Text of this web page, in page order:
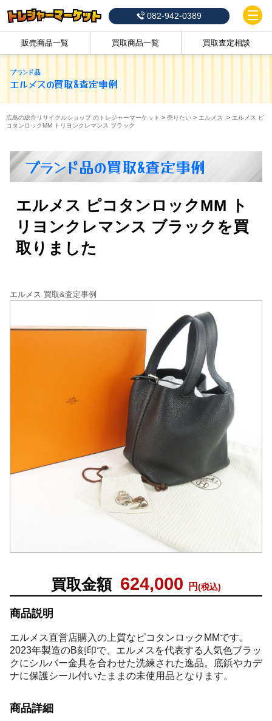
082-942-0389
販売商品一覧 買取商品一覧 買取査定相談
ブランド品
エルメスの買取&査定事例
広島の総合リサイクルショップ のトレジャーマーケット > 売りたい > エルメス > エルメス ピ
コタンロックMM トリヨンクレマンス ブラック
ブランド品の買取&査定事例
エルメス ピコタンロックMM ト
リヨンクレマンス ブラックを買
取りました
買取金額 624,000 円(税込)
商品説明
エルメス直営店購入の上質なピコタンロックMMです。
2023年製造のB刻印で、エルメスを代表する人気色ブラッ
クにシルバー金具を合わせた洗練された逸品。底鋲やカデ
ナに保護シール付いたままの未使用品となります。
商品詳細
エルメス 買取&査定事例